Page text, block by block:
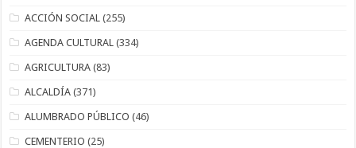
ACCIÓN SOCIAL (255)
AGENDA CULTURAL (334)
AGRICULTURA (83)
ALCALDÍA (371)
ALUMBRADO PÚBLICO (46)
CEMENTERIO (25)